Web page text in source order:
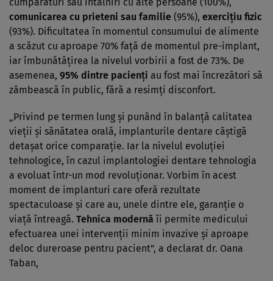
comunicarea cu prieteni sau familie (95%), exerciţiu fizic
(93%). Dificultatea în momentul consumului de alimente
a scăzut cu aproape 70% faţă de momentul pre-implant,
iar îmbunătăţirea la nivelul vorbirii a fost de 73%. De
asemenea, 95% dintre pacienţi au fost mai încrezători să
zâmbească în public, fără a resimţi disconfort.
„Privind pe termen lung şi punând în balanţă calitatea
vieţii şi sănătatea orală, implanturile dentare câştigă
detaşat orice comparaţie. Iar la nivelul evoluţiei
tehnologice, în cazul implantologiei dentare tehnologia
a evoluat într-un mod revoluţionar. Vorbim în acest
moment de implanturi care oferă rezultate
spectaculoase şi care au, unele dintre ele, garanţie o
viaţă întreagă. Tehnica modernă îi permite medicului
efectuarea unei intervenţii minim invazive şi aproape
deloc dureroase pentru pacient”, a declarat dr. Oana
Taban,